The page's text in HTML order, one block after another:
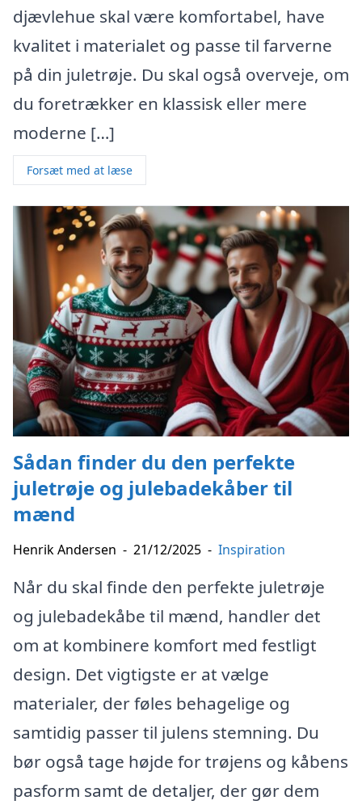
djævlehue skal være komfortabel, have
kvalitet i materialet og passe til farverne
på din juletrøje. Du skal også overveje, om
du foretrækker en klassisk eller mere
moderne […]
Forsæt med at læse
Sådan finder du den perfekte
juletrøje og julebadekåber til
mænd
Henrik Andersen - 21/12/2025 - Inspiration
Når du skal finde den perfekte juletrøje
og julebadekåbe til mænd, handler det
om at kombinere komfort med festligt
design. Det vigtigste er at vælge
materialer, der føles behagelige og
samtidig passer til julens stemning. Du
bør også tage højde for trøjens og kåbens
pasform samt de detaljer, der gør dem